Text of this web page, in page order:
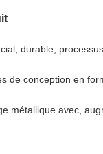
durable,
de conception en
métallique avec,